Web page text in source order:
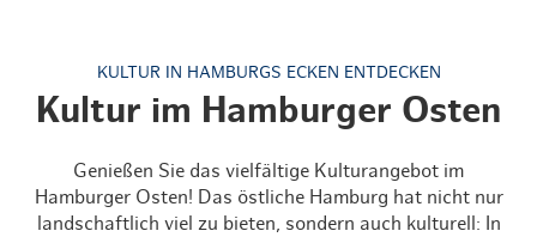
KULTUR IN HAMBURGS ECKEN ENTDECKEN
Kultur im Hamburger Osten
Genießen Sie das vielfältige Kulturangebot im
Hamburger Osten! Das östliche Hamburg hat nicht nur
landschaftlich viel zu bieten, sondern auch kulturell: In